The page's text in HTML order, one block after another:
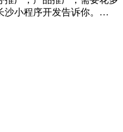
沙小程序开发告诉你。…